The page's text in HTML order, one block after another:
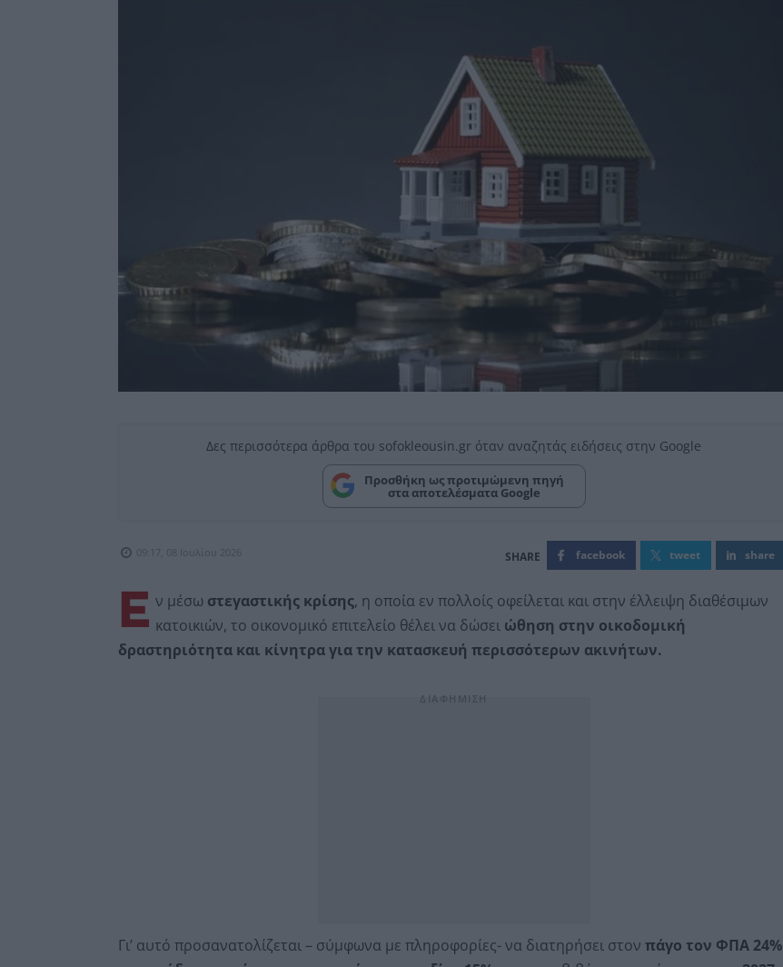
Δες περισσότερα άρθρα του sofokleousin.gr όταν αναζητάς ειδήσεις στην Google
Προσθήκη ως προτιμώμενη πηγή
στα αποτελέσματα Google
09:17, 08 Ιουλίου 2026 facebook tweet share
Ε ν μέσω στεγαστικής κρίσης, η οποία εν πολλοίς οφείλεται και στην έλλειψη διαθέσιμων
κατοικιών, το οικονομικό επιτελείο θέλει να δώσει ώθηση στην οικοδομική
δραστηριότητα και κίνητρα για την κατασκευή περισσότερων ακινήτων.
Γι’ αυτό προσανατολίζεται – σύμφωνα με πληροφορίες- να διατηρήσει στον πάγο τον ΦΠΑ 24%